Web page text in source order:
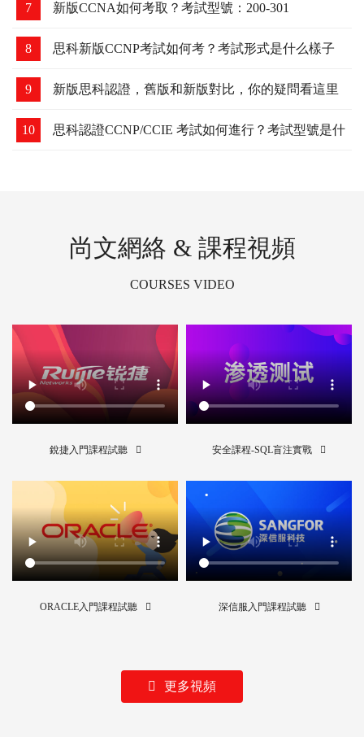
7 新版CCNA如何考取？考試型號：200-301
8 思科新版CCNP考試如何考？考試形式是什么樣子
的？
9 新版思科認證，舊版和新版對比，你的疑問看這里
10 思科認證CCNP/CCIE 考試如何進行？考試型號是什
尚文網絡 & 課程視頻
COURSES VIDEO
銳捷入門課程試聽 安全課程-SQL盲注實戰
ORACLE入門課程試聽 深信服入門課程試聽
更多視頻